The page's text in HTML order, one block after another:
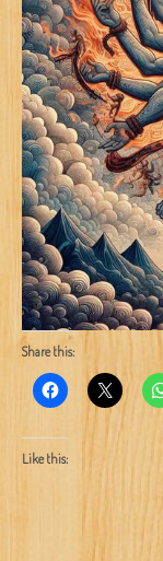
Share this:
Like this: